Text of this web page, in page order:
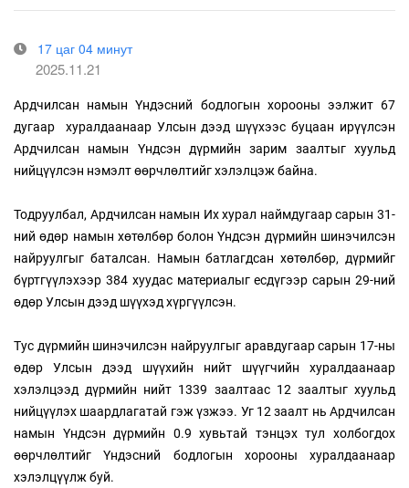
17 цаг 04 минут
2025.11.21
Ардчилсан намын Үндэсний бодлогын хорооны ээлжит 67
дугаар хуралдаанаар Улсын дээд шүүхээс буцаан ирүүлсэн
Ардчилсан намын Үндсэн дүрмийн зарим заалтыг хуульд
нийцүүлсэн нэмэлт өөрчлөлтийг хэлэлцэж байна.
Тодруулбал, Ардчилсан намын Их хурал наймдугаар сарын 31-
ний өдөр намын хөтөлбөр болон Үндсэн дүрмийн шинэчилсэн
найруулгыг баталсан. Намын батлагдсан хөтөлбөр, дүрмийг
бүртгүүлэхээр 384 хуудас материалыг есдүгээр сарын 29-ний
өдөр Улсын дээд шүүхэд хүргүүлсэн.
Тус дүрмийн шинэчилсэн найруулгыг аравдугаар сарын 17-ны
өдөр Улсын дээд шүүхийн нийт шүүгчийн хуралдаанаар
хэлэлцээд дүрмийн нийт 1339 заалтаас 12 заалтыг хуульд
нийцүүлэх шаардлагатай гэж үзжээ. Уг 12 заалт нь Ардчилсан
намын Үндсэн дүрмийн 0.9 хувьтай тэнцэх тул холбогдох
өөрчлөлтийг Үндэсний бодлогын хорооны хуралдаанаар
хэлэлцүүлж буй.